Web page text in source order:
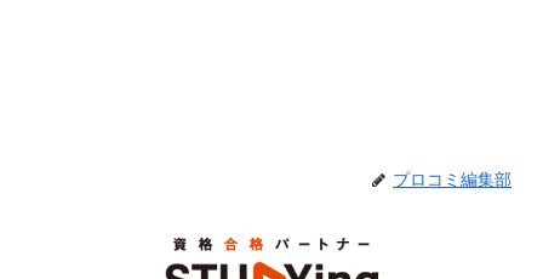
プロコミ編集部